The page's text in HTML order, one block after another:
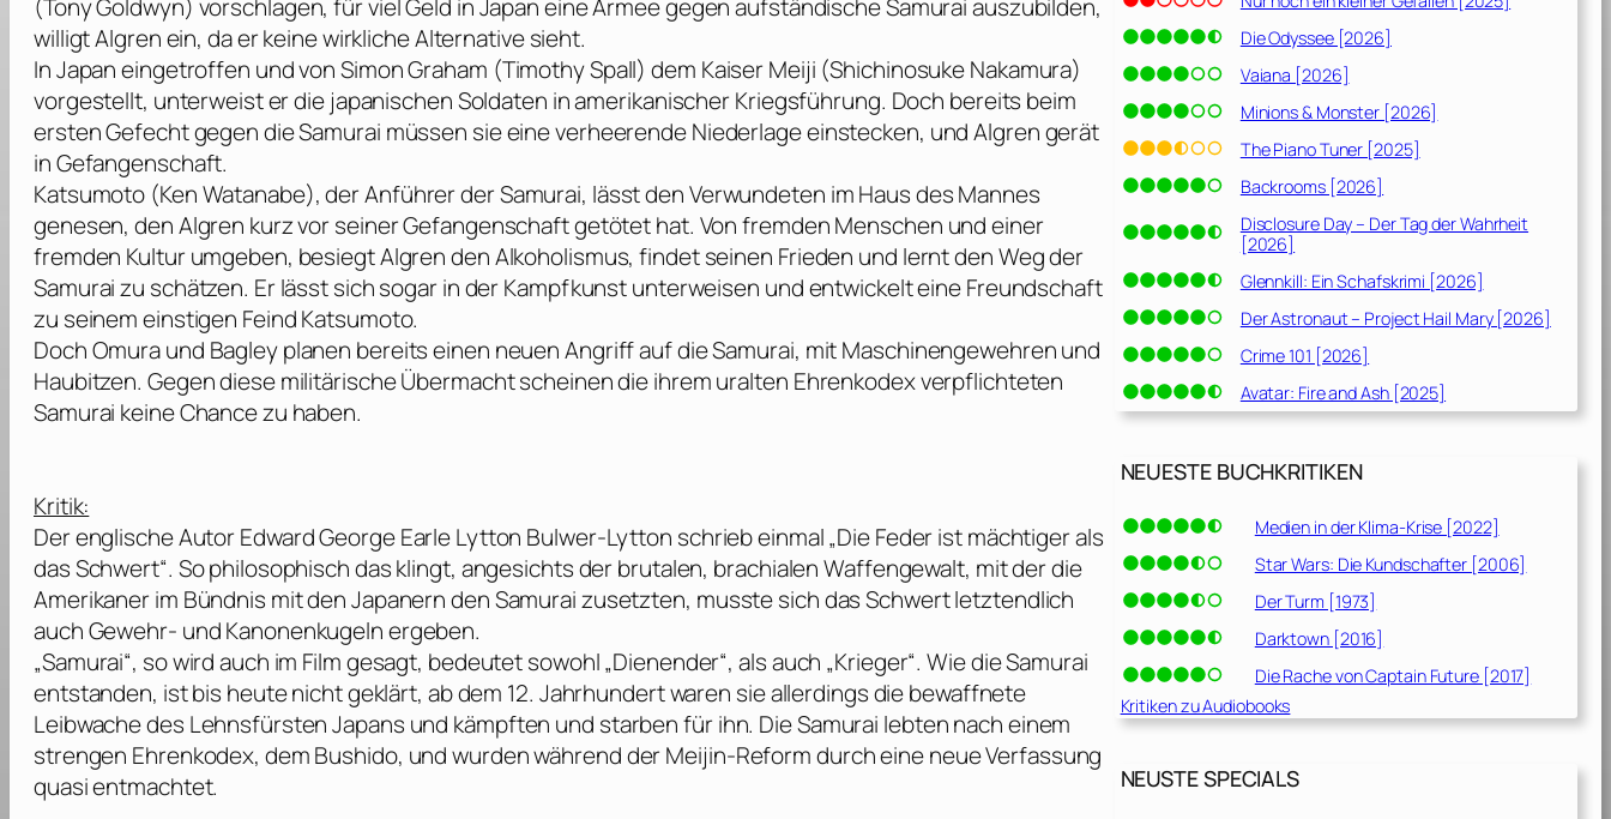
(Tony Goldwyn) vorschlagen, für viel Geld in Japan eine Armee gegen aufständische Samurai auszubilden,
willigt Algren ein, da er keine wirkliche Alternative sieht.
In Japan eingetroffen und von Simon Graham (Timothy Spall) dem Kaiser Meiji (Shichinosuke Nakamura)
vorgestellt, unterweist er die japanischen Soldaten in amerikanischer Kriegsführung. Doch bereits beim
ersten Gefecht gegen die Samurai müssen sie eine verheerende Niederlage einstecken, und Algren gerät
in Gefangenschaft.
Katsumoto (Ken Watanabe), der Anführer der Samurai, lässt den Verwundeten im Haus des Mannes
genesen, den Algren kurz vor seiner Gefangenschaft getötet hat. Von fremden Menschen und einer
fremden Kultur umgeben, besiegt Algren den Alkoholismus, findet seinen Frieden und lernt den Weg der
Samurai zu schätzen. Er lässt sich sogar in der Kampfkunst unterweisen und entwickelt eine Freundschaft
zu seinem einstigen Feind Katsumoto.
Doch Omura und Bagley planen bereits einen neuen Angriff auf die Samurai, mit Maschinengewehren und
Haubitzen. Gegen diese militärische Übermacht scheinen die ihrem uralten Ehrenkodex verpflichteten
Samurai keine Chance zu haben.
Kritik:
Der englische AutorEdward George Earle Lytton Bulwer-Lytton schrieb einmal „Die Feder ist mächtiger als
das Schwert“. So philosophisch das klingt, angesichts der brutalen, brachialen Waffengewalt, mit der die
Amerikaner im Bündnis mit den Japanern den Samurai zusetzten, musste sich das Schwert letztendlich
auch Gewehr- und Kanonenkugeln ergeben.
„Samurai“, so wird auch im Film gesagt, bedeutet sowohl „Dienender“, als auch „Krieger“. Wie die Samurai
entstanden, ist bis heute nicht geklärt, ab dem 12. Jahrhundert waren sie allerdings die bewaffnete
Leibwache des Lehnsfürsten Japans und kämpften und starben für ihn. Die Samurai lebten nach einem
strengen Ehrenkodex, dem Bushido, und wurden während der Meijin-Reform durch eine neue Verfassung
quasi entmachtet.
Die Odyssee [2026]
Vaiana [2026]
Minions & Monster [2026]
The Piano Tuner [2025]
Backrooms [2026]
Disclosure Day – Der Tag der Wahrheit
[2026]
Glennkill: Ein Schafskrimi [2026]
Der Astronaut – Project Hail Mary [2026]
Crime 101 [2026]
Avatar: Fire and Ash [2025]
NEUESTE BUCHKRITIKEN
Medien in der Klima-Krise [2022]
Star Wars: Die Kundschafter [2006]
Der Turm [1973]
Darktown [2016]
Die Rache von Captain Future [2017]
Kritiken zu Audiobooks
NEUSTE SPECIALS